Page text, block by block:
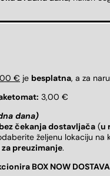
€ je besplatna, a za
3,00 €
dana)
bez čekanja dostavljača (u
željenu lokaciju na
za preuzimanje.
BOX NOW